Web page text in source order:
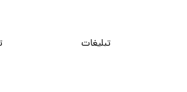
تبلیغات